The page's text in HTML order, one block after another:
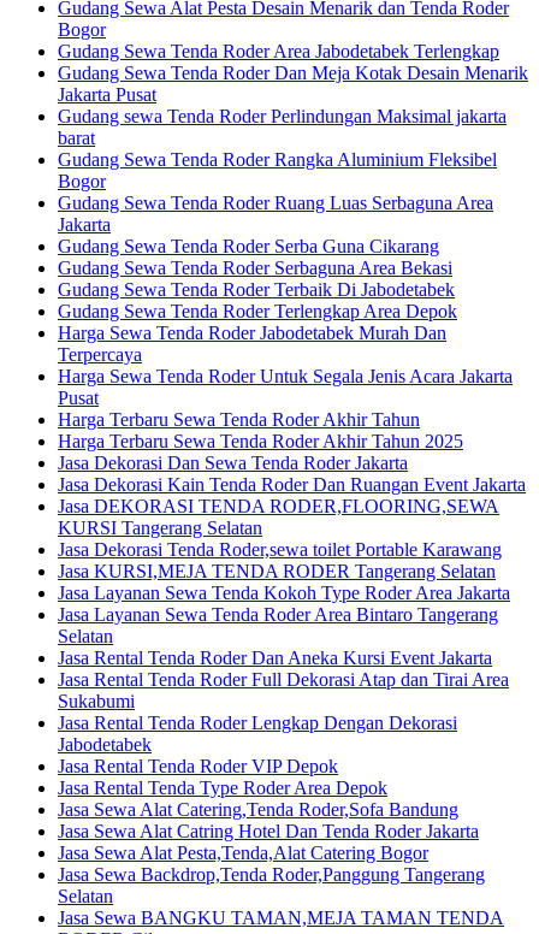
Gudang Sewa Alat Pesta Desain Menarik dan Tenda Roder
Bogor
Gudang Sewa Tenda Roder Area Jabodetabek Terlengkap
Gudang Sewa Tenda Roder Dan Meja Kotak Desain Menarik
Jakarta Pusat
Gudang sewa Tenda Roder Perlindungan Maksimal jakarta
barat
Gudang Sewa Tenda Roder Rangka Aluminium Fleksibel
Bogor
Gudang Sewa Tenda Roder Ruang Luas Serbaguna Area
Jakarta
Gudang Sewa Tenda Roder Serba Guna Cikarang
Gudang Sewa Tenda Roder Serbaguna Area Bekasi
Gudang Sewa Tenda Roder Terbaik Di Jabodetabek
Gudang Sewa Tenda Roder Terlengkap Area Depok
Harga Sewa Tenda Roder Jabodetabek Murah Dan
Terpercaya
Harga Sewa Tenda Roder Untuk Segala Jenis Acara Jakarta
Pusat
Harga Terbaru Sewa Tenda Roder Akhir Tahun
Harga Terbaru Sewa Tenda Roder Akhir Tahun 2025
Jasa Dekorasi Dan Sewa Tenda Roder Jakarta
Jasa Dekorasi Kain Tenda Roder Dan Ruangan Event Jakarta
Jasa DEKORASI TENDA RODER,FLOORING,SEWA
KURSI Tangerang Selatan
Jasa Dekorasi Tenda Roder,sewa toilet Portable Karawang
Jasa KURSI,MEJA TENDA RODER Tangerang Selatan
Jasa Layanan Sewa Tenda Kokoh Type Roder Area Jakarta
Jasa Layanan Sewa Tenda Roder Area Bintaro Tangerang
Selatan
Jasa Rental Tenda Roder Dan Aneka Kursi Event Jakarta
Jasa Rental Tenda Roder Full Dekorasi Atap dan Tirai Area
Sukabumi
Jasa Rental Tenda Roder Lengkap Dengan Dekorasi
Jabodetabek
Jasa Rental Tenda Roder VIP Depok
Jasa Rental Tenda Type Roder Area Depok
Jasa Sewa Alat Catering,Tenda Roder,Sofa Bandung
Jasa Sewa Alat Catring Hotel Dan Tenda Roder Jakarta
Jasa Sewa Alat Pesta,Tenda,Alat Catering Bogor
Jasa Sewa Backdrop,Tenda Roder,Panggung Tangerang
Selatan
Jasa Sewa BANGKU TAMAN,MEJA TAMAN TENDA